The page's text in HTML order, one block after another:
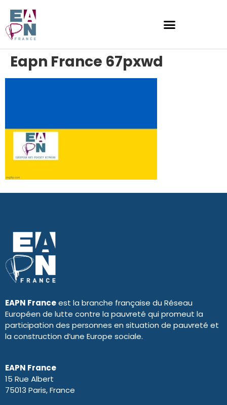
Eapn France 67pxwd
EAPN Franceest la branche française du Réseau
Européen de lutte contre la pauvreté qui promeut la
participation des personnes en situation de pauvreté et
la construction d’une Europe sociale.
EAPN France
15 Rue Albert
75013 Paris, France